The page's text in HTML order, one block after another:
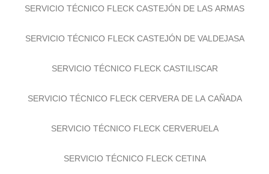
SERVICIO TÉCNICO FLECK CASTEJÓN DE LAS ARMAS
SERVICIO TÉCNICO FLECK CASTEJÓN DE VALDEJASA
SERVICIO TÉCNICO FLECK CASTILISCAR
SERVICIO TÉCNICO FLECK CERVERA DE LA CAÑADA
SERVICIO TÉCNICO FLECK CERVERUELA
SERVICIO TÉCNICO FLECK CETINA